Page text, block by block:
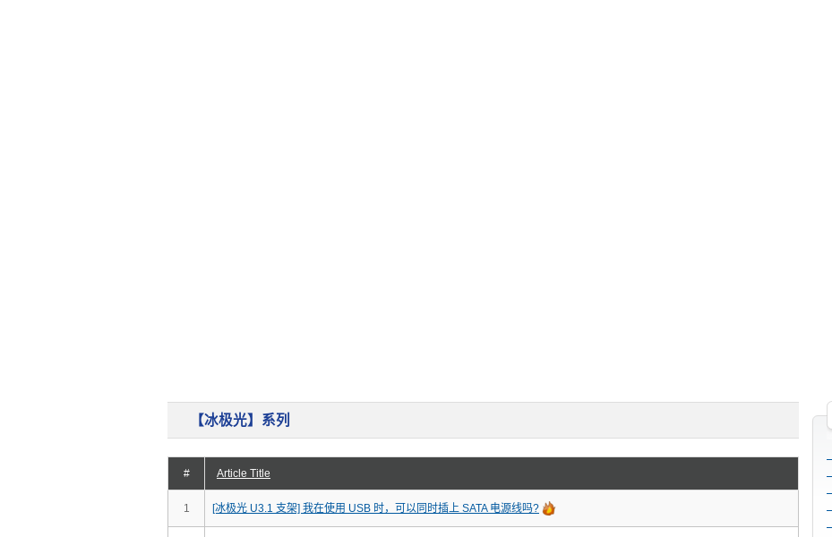
【冰极光】系列
# Article Title
1 [冰极光 U3.1 支架] 我在使用 USB 时，可以同时插上 SATA 电源线吗?